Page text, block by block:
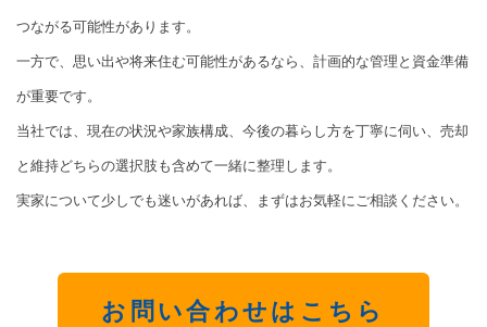
つながる可能性があります。
一方で、思い出や将来住む可能性があるなら、計画的な管理と資金準備
が重要です。
当社では、現在の状況や家族構成、今後の暮らし方を丁寧に伺い、売却
と維持どちらの選択肢も含めて一緒に整理します。
実家について少しでも迷いがあれば、まずはお気軽にご相談ください。
お問い合わせはこちら